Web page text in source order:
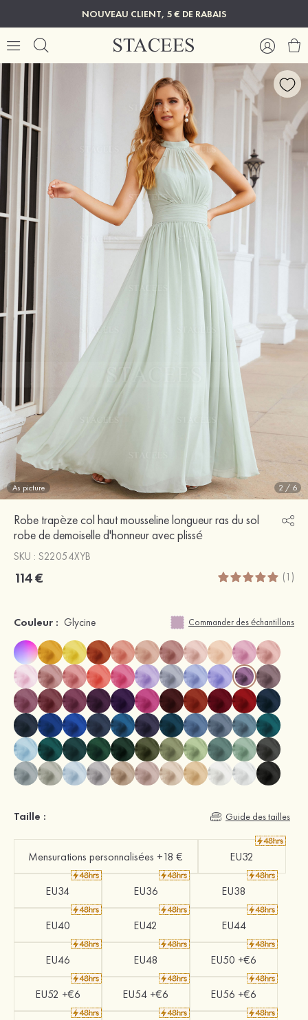
NOUVEAU CLIENT, 5 € DE RABAIS
As picture 2 / 6
Robe trapèze col haut mousseline longueur ras du sol
robe de demoiselle d'honneur avec plissé
SKU : S22054XYB
114 € (1)
Couleur : Glycine Commander des échantillons
Taille : Guide des tailles
Mensurations personnalisées +18 € EU32
EU34 EU36 EU38
EU40 EU42 EU44
EU46 EU48 EU50 +€6
EU52 +€6 EU54 +€6 EU56 +€6